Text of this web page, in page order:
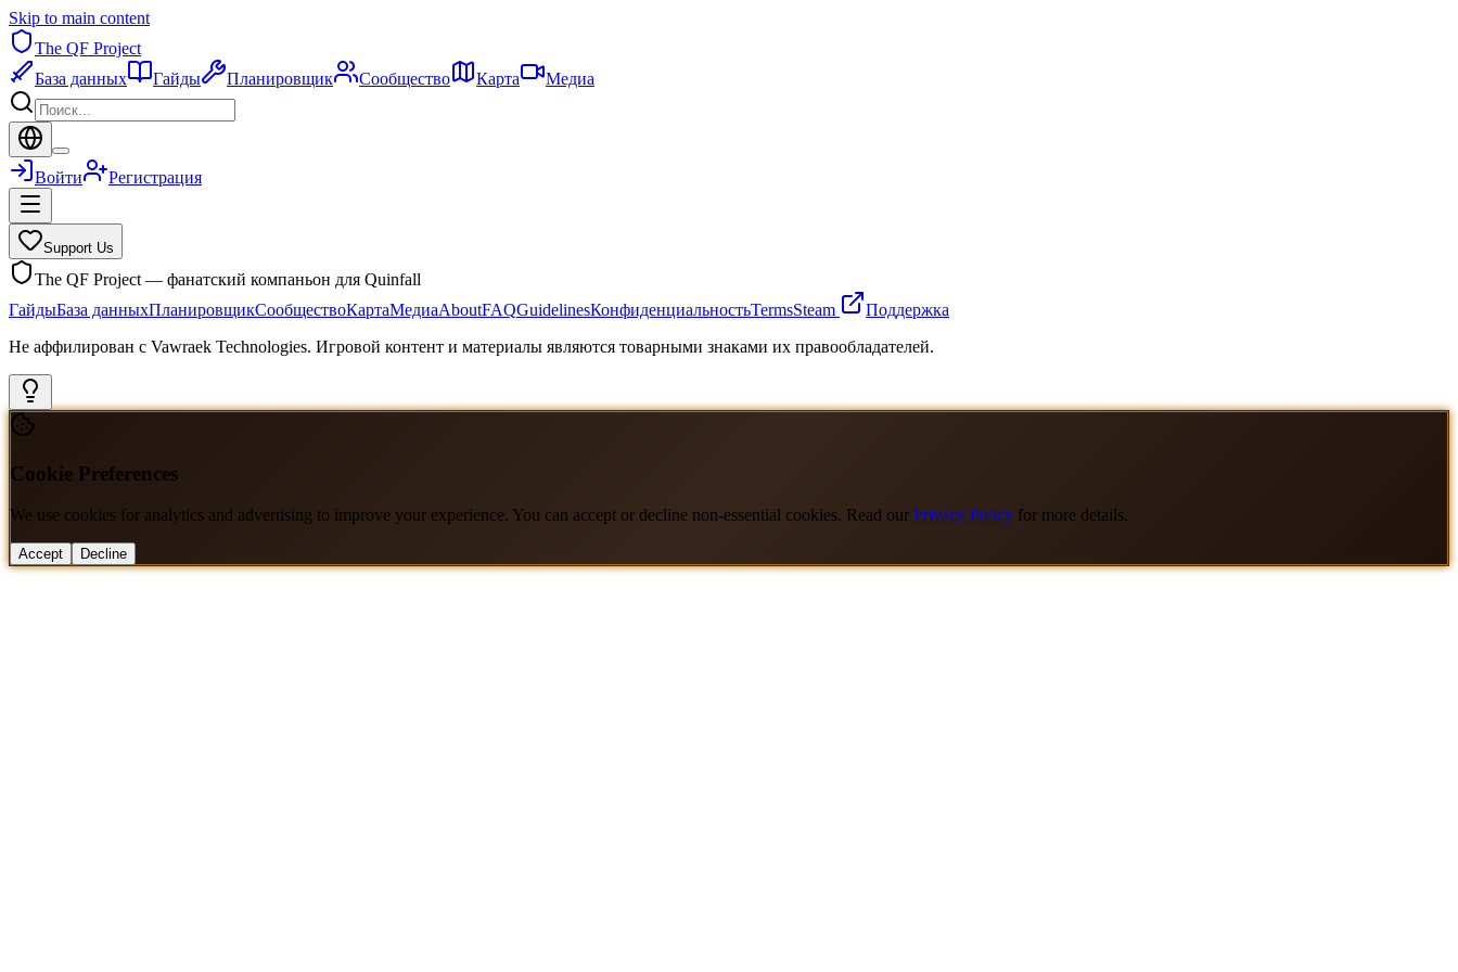
Skip to main content
The QF Project
База данных
Гайды Планировщик Сообщество Карта Медиа
Войти Регистрация
Support Us
The QF Project — фанатский компаньон для Quinfall
ГайдыБаза данныхПланировщикСообществоКартаМедиаAboutFAQGuidelinesКонфиденциальностьTermsSteam
Поддержка
Не аффилирован с Vawraek Technologies. Игровой контент и материалы являются товарными знаками их правообладателей.
Cookie Preferences
We use cookies for analytics and advertising to improve your experience. You can accept or decline non-essential cookies. Read our Privacy Policy for more details.
Accept Decline